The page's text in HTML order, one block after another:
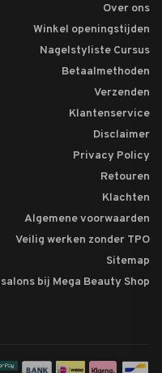
Over ons
Winkel openingstijden
Nagelstyliste Cursus
Betaalmethoden
Verzenden
Klantenservice
Disclaimer
Privacy Policy
Retouren
Klachten
Algemene voorwaarden
Veilig werken zonder TPO
Sitemap
bij Mega Beauty Shop